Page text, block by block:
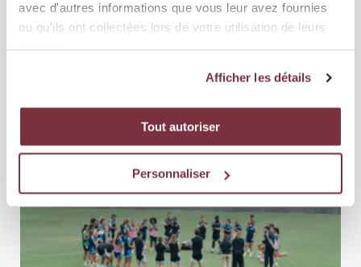
avec d'autres informations que vous leur avez fournies
ou qu'ils ont collectées lors de votre utilisation de leurs
Afficher les détails
Tout autoriser
Personnaliser
ÉQUIPE FÉMININE 04 AOÛT 2026
Les Grenat démarrent leur campagne européenne en fanfare. Les